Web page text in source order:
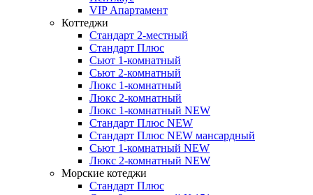
VIP Апартамент
Коттеджи
Стандарт 2-местный
Стандарт Плюс
Сьют 1-комнатный
Сьют 2-комнатный
Люкс 1-комнатный
Люкс 2-комнатный
Люкс 1-комнатный NEW
Стандарт Плюс NEW
Стандарт Плюс NEW мансардный
Сьют 1-комнатный NEW
Люкс 2-комнатный NEW
Морские котеджи
Стандарт Плюс